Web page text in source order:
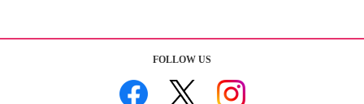
FOLLOW US